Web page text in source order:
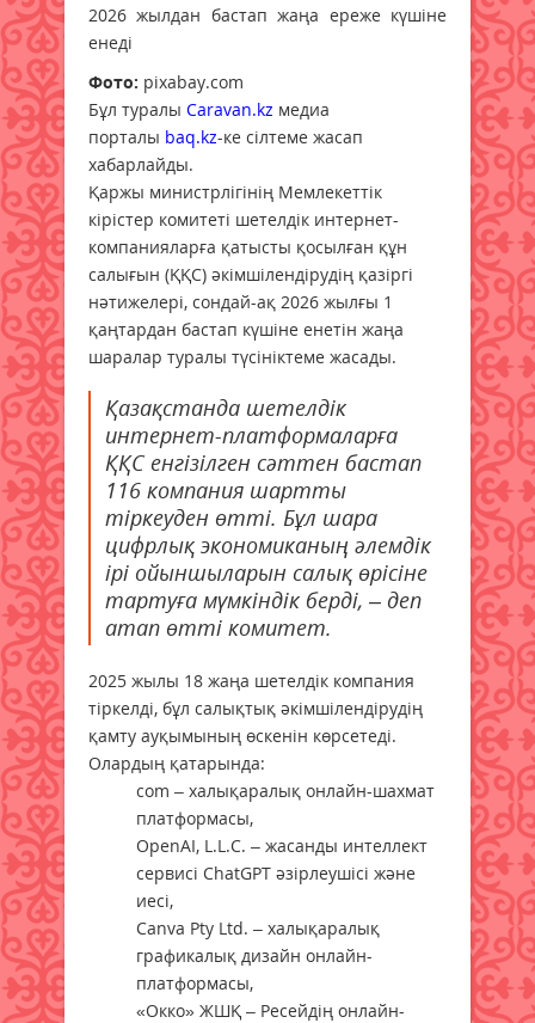
2026 жылдан бастап жаңа ереже күшіне
енеді
Фото: pixabay.com
Бұл туралы Caravan.kz медиа
порталы baq.kz-ке сілтеме жасап
хабарлайды.
Қаржы министрлігінің Мемлекеттік
кірістер комитеті шетелдік интернет-
компанияларға қатысты қосылған құн
салығын (ҚҚС) әкімшілендірудің қазіргі
нәтижелері, сондай-ақ 2026 жылғы 1
қаңтардан бастап күшіне енетін жаңа
шаралар туралы түсініктеме жасады.
Қазақстанда шетелдік
интернет-платформаларға
ҚҚС енгізілген сәттен бастап
116 компания шартты
тіркеуден өтті. Бұл шара
цифрлық экономиканың әлемдік
ірі ойыншыларын салық өрісіне
тартуға мүмкіндік берді, – деп
атап өтті комитет.
2025 жылы 18 жаңа шетелдік компания
тіркелді, бұл салықтық әкімшілендірудің
қамту ауқымының өскенін көрсетеді.
Олардың қатарында:
com – халықаралық онлайн-шахмат
платформасы,
OpenAI, L.L.C. – жасанды интеллект
сервисі ChatGPT әзірлеушісі және
иесі,
Canva Pty Ltd. – халықаралық
графикалық дизайн онлайн-
платформасы,
«Окко» ЖШҚ – Ресейдің онлайн-